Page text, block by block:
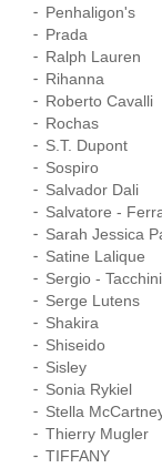
Penhaligon's
Prada
Ralph Lauren
Rihanna
Roberto Cavalli
Rochas
S.T. Dupont
Sospiro
Salvador Dali
Salvatore -
Sarah Jessica
Satine Lalique
Sergio - Tacchini
Serge Lutens
Shakira
Shiseido
Sisley
Sonia Rykiel
Stella
Thierry Mugler
TIFFANY